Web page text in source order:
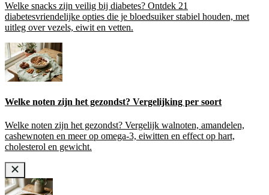
Welke snacks zijn veilig bij diabetes? Ontdek 21
diabetesvriendelijke opties die je bloedsuiker stabiel houden, met
uitleg over vezels, eiwit en vetten.
Welke noten zijn het gezondst? Vergelijking per soort
Welke noten zijn het gezondst? Vergelijk walnoten, amandelen,
cashewnoten en meer op omega-3, eiwitten en effect op hart,
cholesterol en gewicht.